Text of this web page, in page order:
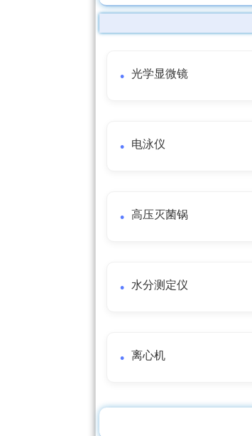
光学显微镜
电泳仪
高压灭菌锅
水分测定仪
离心机